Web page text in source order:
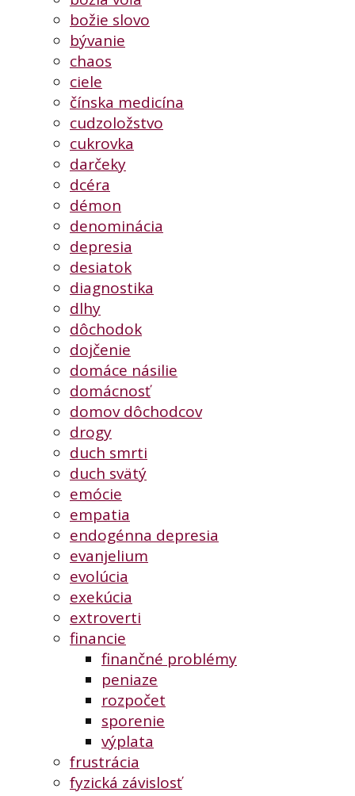
božie slovo
bývanie
chaos
ciele
čínska medicína
cudzoložstvo
cukrovka
darčeky
dcéra
démon
denominácia
depresia
desiatok
diagnostika
dlhy
dôchodok
dojčenie
domáce násilie
domácnosť
domov dôchodcov
drogy
duch smrti
duch svätý
emócie
empatia
endogénna depresia
evanjelium
evolúcia
exekúcia
extroverti
financie
finančné problémy
peniaze
rozpočet
sporenie
výplata
frustrácia
fyzická závislosť